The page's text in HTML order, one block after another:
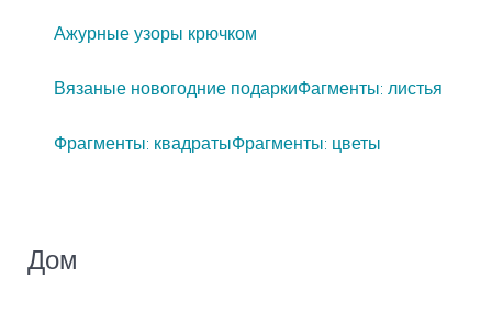
Ажурные узоры крючком
Вязаные новогодние подаркиФагменты: листья
Фрагменты: квадратыФрагменты: цветы
Дом